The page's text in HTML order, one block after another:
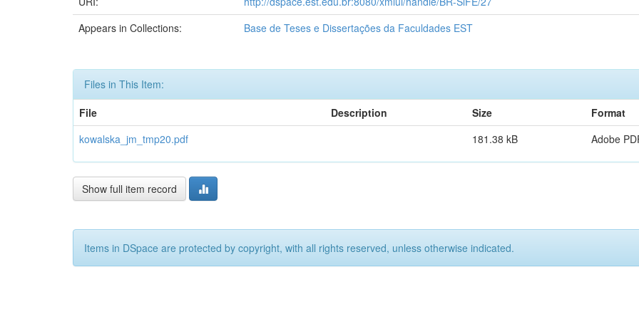
Appears in Collections:
Base de Teses e Dissertações da Faculdades EST
Files in This Item:
File
Description Size
Format
kowalska_jm_tmp20.pdf
181.38 kB Adobe
Show full item record
Items in DSpace are protected by copyright, with all rights reserved, unless otherwise indicated.